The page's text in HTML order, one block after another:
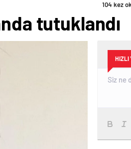
104 kez
tutuklandı
HIZLI